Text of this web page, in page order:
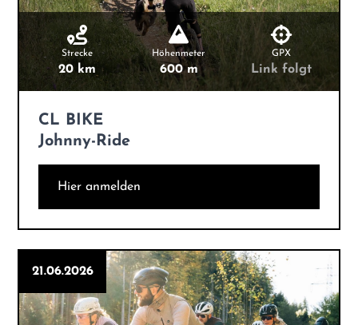
Strecke
20 km
Höhenmeter
600 m
GPX
Link folgt
CL BIKE
Johnny-Ride
Hier anmelden
21.06.2026